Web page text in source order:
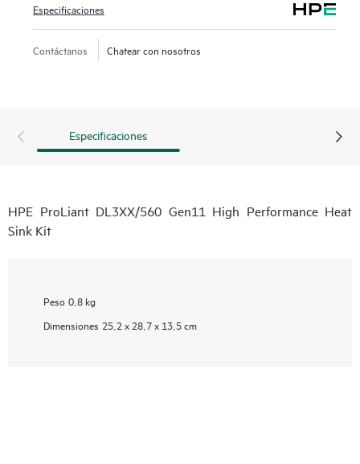
Especificaciones
Contáctanos Chatear con nosotros
Especificaciones
HPE ProLiant DL3XX/560 Gen11 High Performance Heat
Sink Kit
Peso 0,8 kg
Dimensiones 25,2 x 28,7 x 13,5 cm